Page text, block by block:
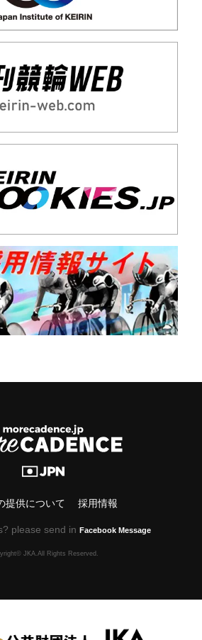
提供について 採用情報
please send in Facebook Message
JKA.All Rights Reserved.